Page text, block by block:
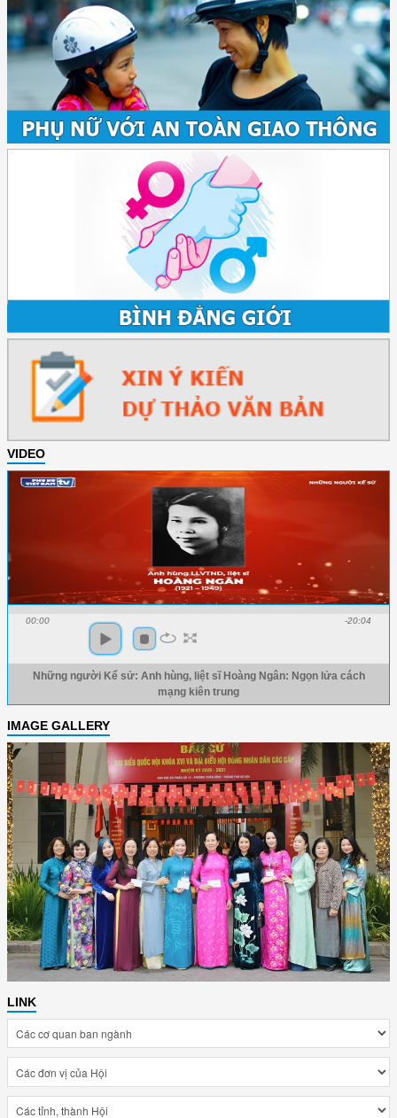
VIDEO
00:00 -20:04
Những người Kể sử: Anh hùng, liệt sĩ Hoàng Ngân: Ngọn lửa cách
mạng kiên trung
IMAGE GALLERY
LINK